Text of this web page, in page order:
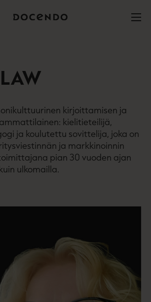
kirjoittamisen ja
kielitieteilijä,
ja koulutettu sovittelija, joka on
ja markkinoinnin
pian 30 vuoden ajan
ulkomailla.